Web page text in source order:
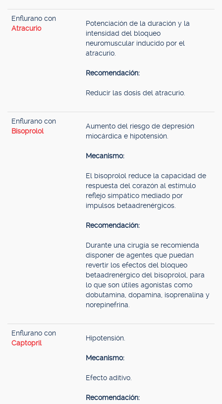
Enflurano con
Atracurio
Potenciación de la duración y la
intensidad del bloqueo
neuromuscular inducido por el
atracurio.
Recomendación:
Reducir las dosis del atracurio.
Enflurano con
Bisoprolol
Aumento del riesgo de depresión
miocárdica e hipotensión.
Mecanismo:
El bisoprolol reduce la capacidad de
respuesta del corazón al estímulo
reflejo simpático mediado por
impulsos betaadrenérgicos.
Recomendación:
Durante una cirugía se recomienda
disponer de agentes que puedan
revertir los efectos del bloqueo
betaadrenérgico del bisoprolol, para
lo que son útiles agonistas como
dobutamina, dopamina, isoprenalina y
norepinefrina.
Enflurano con
Captopril
Hipotensión.
Mecanismo:
Efecto aditivo.
Recomendación: